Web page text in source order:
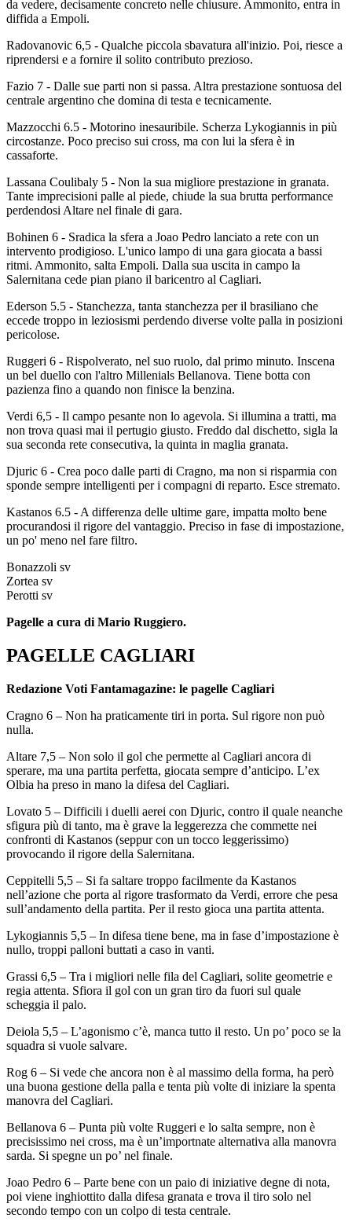
da vedere, decisamente concreto nelle chiusure. Ammonito, entra in
diffida a Empoli.
Radovanovic 6,5 - Qualche piccola sbavatura all'inizio. Poi, riesce a
riprendersi e a fornire il solito contributo prezioso.
Fazio 7 - Dalle sue parti non si passa. Altra prestazione sontuosa del
centrale argentino che domina di testa e tecnicamente.
Mazzocchi 6.5 - Motorino inesauribile. Scherza Lykogiannis in più
circostanze. Poco preciso sui cross, ma con lui la sfera è in
cassaforte.
Lassana Coulibaly 5 - Non la sua migliore prestazione in granata.
Tante imprecisioni palle al piede, chiude la sua brutta performance
perdendosi Altare nel finale di gara.
Bohinen 6 - Sradica la sfera a Joao Pedro lanciato a rete con un
intervento prodigioso. L'unico lampo di una gara giocata a bassi
ritmi. Ammonito, salta Empoli. Dalla sua uscita in campo la
Salernitana cede pian piano il baricentro al Cagliari.
Ederson 5.5 - Stanchezza, tanta stanchezza per il brasiliano che
eccede troppo in leziosismi perdendo diverse volte palla in posizioni
pericolose.
Ruggeri 6 - Rispolverato, nel suo ruolo, dal primo minuto. Inscena
un bel duello con l'altro Millenials Bellanova. Tiene botta con
pazienza fino a quando non finisce la benzina.
Verdi 6,5 - Il campo pesante non lo agevola. Si illumina a tratti, ma
non trova quasi mai il pertugio giusto. Freddo dal dischetto, sigla la
sua seconda rete consecutiva, la quinta in maglia granata.
Djuric 6 - Crea poco dalle parti di Cragno, ma non si risparmia con
sponde sempre intelligenti per i compagni di reparto. Esce stremato.
Kastanos 6.5 - A differenza delle ultime gare, impatta molto bene
procurandosi il rigore del vantaggio. Preciso in fase di impostazione,
un po' meno nel fare filtro.
Bonazzoli sv
Zortea sv
Perotti sv
Pagelle a cura di Mario Ruggiero.
PAGELLE CAGLIARI
Redazione Voti Fantamagazine: le pagelle Cagliari
Cragno 6 – Non ha praticamente tiri in porta. Sul rigore non può
nulla.
Altare 7,5 – Non solo il gol che permette al Cagliari ancora di
sperare, ma una partita perfetta, giocata sempre d’anticipo. L’ex
Olbia ha preso in mano la difesa del Cagliari.
Lovato 5 – Difficili i duelli aerei con Djuric, contro il quale neanche
sfigura più di tanto, ma è grave la leggerezza che commette nei
confronti di Kastanos (seppur con un tocco leggerissimo)
provocando il rigore della Salernitana.
Ceppitelli 5,5 – Si fa saltare troppo facilmente da Kastanos
nell’azione che porta al rigore trasformato da Verdi, errore che pesa
sull’andamento della partita. Per il resto gioca una partita attenta.
Lykogiannis 5,5 – In difesa tiene bene, ma in fase d’impostazione è
nullo, troppi palloni buttati a caso in vanti.
Grassi 6,5 – Tra i migliori nelle fila del Cagliari, solite geometrie e
regia attenta. Sfiora il gol con un gran tiro da fuori sul quale
scheggia il palo.
Deiola 5,5 – L’agonismo c’è, manca tutto il resto. Un po’ poco se la
squadra si vuole salvare.
Rog 6 – Si vede che ancora non è al massimo della forma, ha però
una buona gestione della palla e tenta più volte di iniziare la spenta
manovra del Cagliari.
Bellanova 6 – Punta più volte Ruggeri e lo salta sempre, non è
precisissimo nei cross, ma è un’importnate alternativa alla manovra
sarda. Si spegne un po’ nel finale.
Joao Pedro 6 – Parte bene con un paio di iniziative degne di nota,
poi viene inghiottito dalla difesa granata e trova il tiro solo nel
secondo tempo con un colpo di testa centrale.